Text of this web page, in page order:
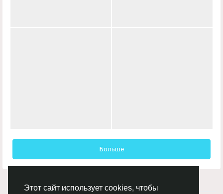
Этот сайт использует cookies, чтобы
Больше